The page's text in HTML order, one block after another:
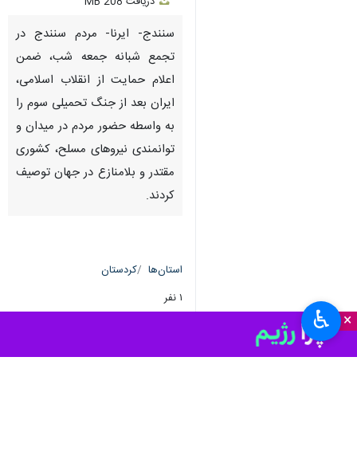
×
fullscreen
سنندج- ایرنا- مردم سنندج در
تجمع شبانه‌ جمعه شب، ضمن
اعلام حمایت از انقلاب اسلامی،
ایران بعد از جنگ تحمیلی سوم را
به واسطه حضور مردم در میدان و
توانمندی نیروهای مسلح، کشوری
مقتدر و بلامنازع در جهان توصیف
کردند.
استان‌ها
کردستان
۱ نفر
♿︎